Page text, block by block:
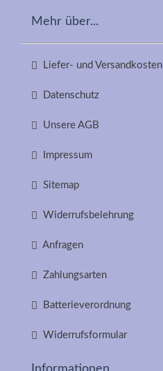
Mehr über...
Liefer- und Versandkosten
Datenschutz
Unsere AGB
Impressum
Sitemap
Widerrufsbelehrung
Anfragen
Zahlungsarten
Batterieverordnung
Widerrufsformular